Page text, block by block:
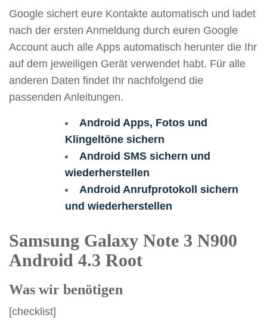
Google sichert eure Kontakte automatisch und ladet
nach der ersten Anmeldung durch euren Google
Account auch alle Apps automatisch herunter die Ihr
auf dem jeweiligen Gerät verwendet habt. Für alle
anderen Daten findet Ihr nachfolgend die
passenden Anleitungen.
Android Apps, Fotos und
Klingeltöne sichern
Android SMS sichern und
wiederherstellen
Android Anrufprotokoll sichern
und wiederherstellen
Samsung Galaxy Note 3 N900
Android 4.3 Root
Was wir benötigen
[checklist]